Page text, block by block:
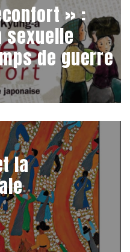
» :
sexuelle
de guerre
la